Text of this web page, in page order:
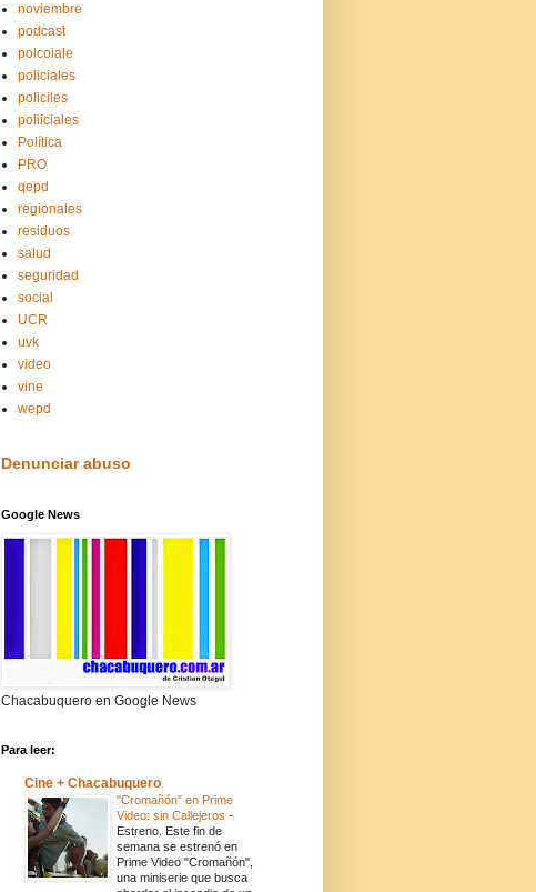
noviembre
podcast
polcoiale
policiales
policiles
poliiciales
Política
PRO
qepd
regionales
residuos
salud
seguridad
social
UCR
uvk
video
vine
wepd
Denunciar abuso
Google News
Chacabuquero en Google News
Para leer:
Cine + Chacabuquero
"Cromañón" en Prime
Video: sin Callejeros -
Estreno. Este fin de
semana se estrenó en
Prime Video "Cromañón",
una miniserie que busca